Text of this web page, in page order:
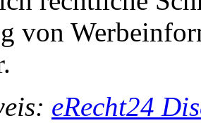
von
eRecht24